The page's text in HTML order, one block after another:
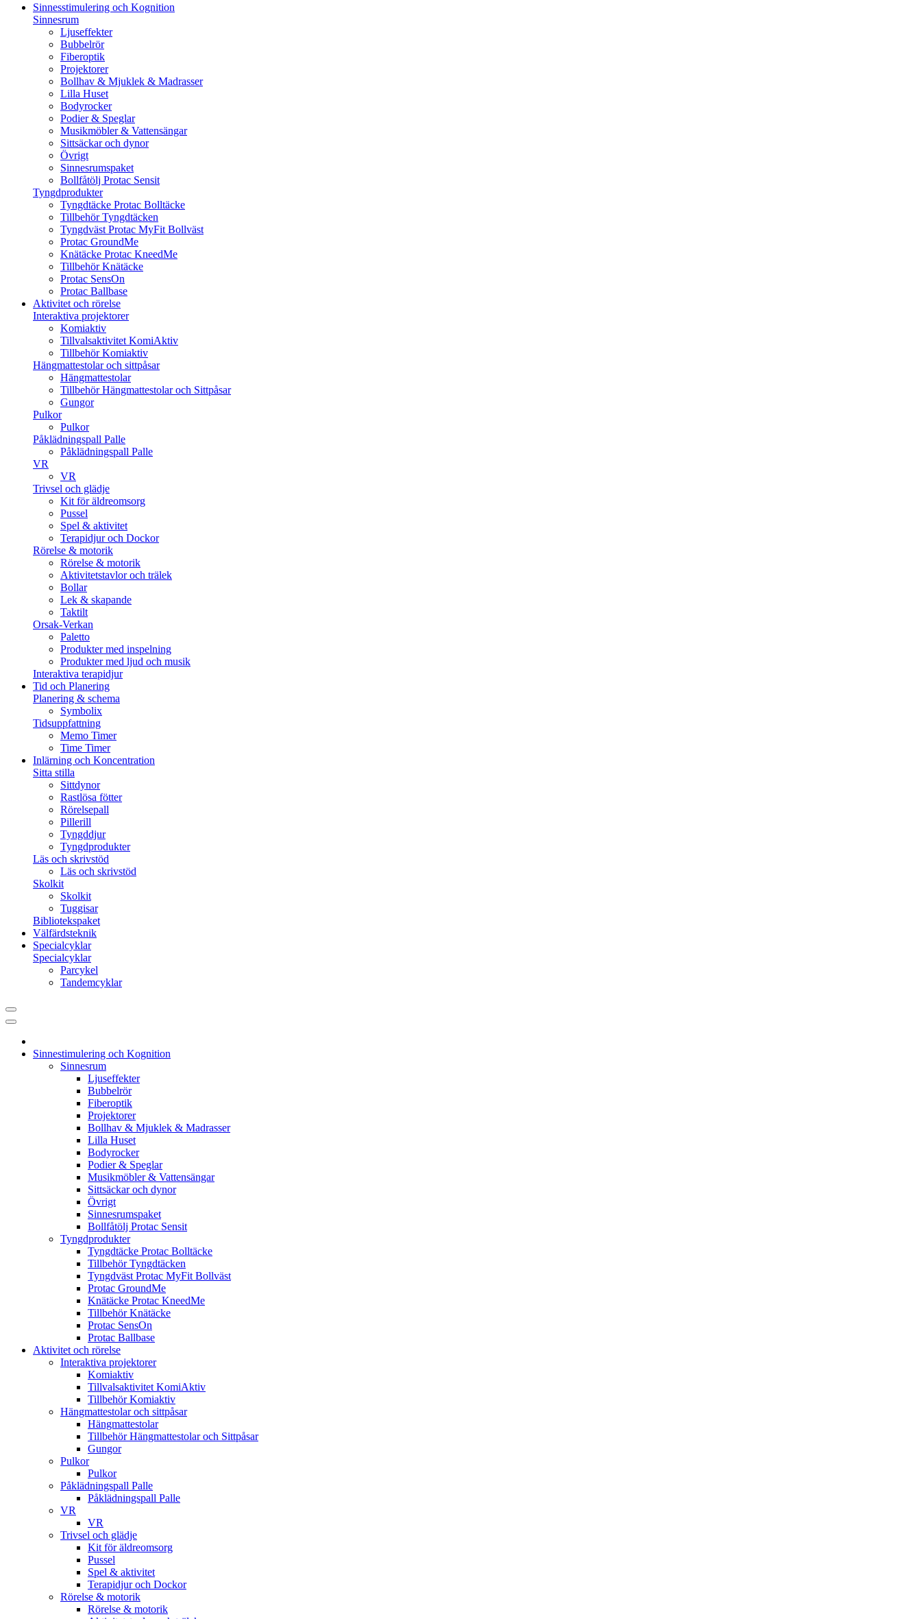
Sinnesstimulering och Kognition
Sinnesrum
Ljuseffekter
Bubbelrör
Fiberoptik
Projektorer
Bollhav & Mjuklek & Madrasser
Lilla Huset
Bodyrocker
Podier & Speglar
Musikmöbler & Vattensängar
Sittsäckar och dynor
Övrigt
Sinnesrumspaket
Bollfåtölj Protac Sensit
Tyngdprodukter
Tyngdtäcke Protac Bolltäcke
Tillbehör Tyngdtäcken
Tyngdväst Protac MyFit Bollväst
Protac GroundMe
Knätäcke Protac KneedMe
Tillbehör Knätäcke
Protac SensOn
Protac Ballbase
Aktivitet och rörelse
Interaktiva projektorer
Komiaktiv
Tillvalsaktivitet KomiAktiv
Tillbehör Komiaktiv
Hängmattestolar och sittpåsar
Hängmattestolar
Tillbehör Hängmattestolar och Sittpåsar
Gungor
Pulkor
Pulkor
Påklädningspall Palle
Påklädningspall Palle
VR
VR
Trivsel och glädje
Kit för äldreomsorg
Pussel
Spel & aktivitet
Terapidjur och Dockor
Rörelse & motorik
Rörelse & motorik
Aktivitetstavlor och trälek
Bollar
Lek & skapande
Taktilt
Orsak-Verkan
Paletto
Produkter med inspelning
Produkter med ljud och musik
Interaktiva terapidjur
Tid och Planering
Planering & schema
Symbolix
Tidsuppfattning
Memo Timer
Time Timer
Inlärning och Koncentration
Sitta stilla
Sittdynor
Rastlösa fötter
Rörelsepall
Pillerill
Tyngddjur
Tyngdprodukter
Läs och skrivstöd
Läs och skrivstöd
Skolkit
Skolkit
Tuggisar
Bibliotekspaket
Välfärdsteknik
Specialcyklar
Specialcyklar
Parcykel
Tandemcyklar
Sinnestimulering och Kognition
Sinnesrum
Ljuseffekter
Bubbelrör
Fiberoptik
Projektorer
Bollhav & Mjuklek & Madrasser
Lilla Huset
Bodyrocker
Podier & Speglar
Musikmöbler & Vattensängar
Sittsäckar och dynor
Övrigt
Sinnesrumspaket
Bollfåtölj Protac Sensit
Tyngdprodukter
Tyngdtäcke Protac Bolltäcke
Tillbehör Tyngdtäcken
Tyngdväst Protac MyFit Bollväst
Protac GroundMe
Knätäcke Protac KneedMe
Tillbehör Knätäcke
Protac SensOn
Protac Ballbase
Aktivitet och rörelse
Interaktiva projektorer
Komiaktiv
Tillvalsaktivitet KomiAktiv
Tillbehör Komiaktiv
Hängmattestolar och sittpåsar
Hängmattestolar
Tillbehör Hängmattestolar och Sittpåsar
Gungor
Pulkor
Pulkor
Påklädningspall Palle
Påklädningspall Palle
VR
VR
Trivsel och glädje
Kit för äldreomsorg
Pussel
Spel & aktivitet
Terapidjur och Dockor
Rörelse & motorik
Rörelse & motorik